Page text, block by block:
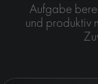
Aufgabe
und produktiv